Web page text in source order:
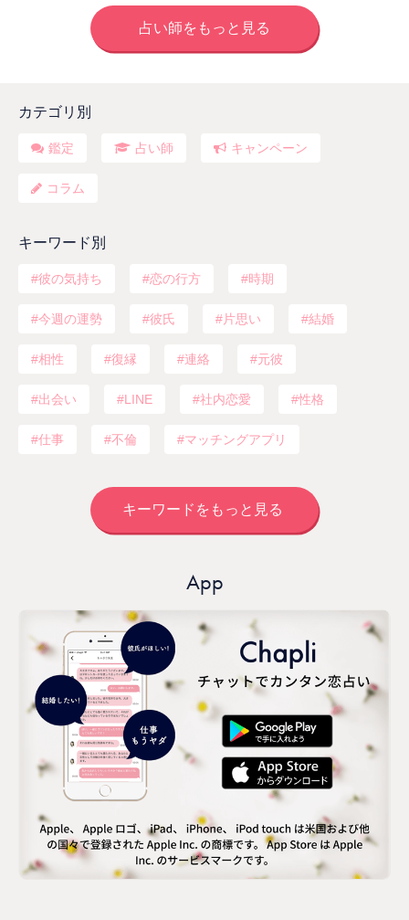
占い師をもっと見る
カテゴリ別
鑑定 占い師 キャンペーン
コラム
キーワード別
彼の気持ち 恋の行方 時期
今週の運勢 彼氏 片思い 結婚
相性 復縁 連絡 元彼
出会い LINE 社内恋愛 性格
仕事 不倫 マッチングアプリ
キーワードをもっと見る
App